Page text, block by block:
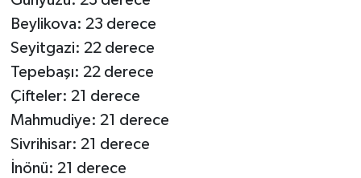
Beylikova: 23 derece
Seyitgazi: 22 derece
Tepebaşı: 22 derece
Çifteler: 21 derece
Mahmudiye: 21 derece
Sivrihisar: 21 derece
İnönü: 21 derece